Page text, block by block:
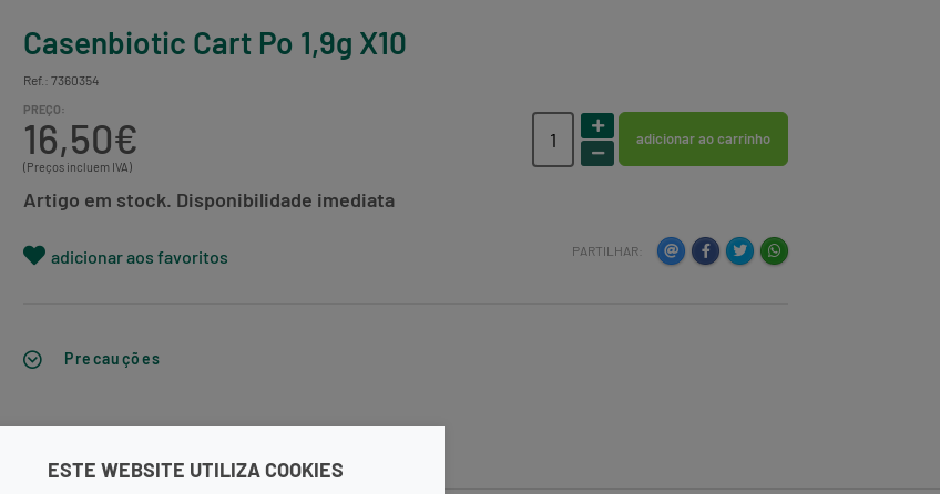
ESTE WEBSITE UTILIZA COOKIES
Casenbiotic Cart Po 1,9g X10
Ref.: 7360354
PREÇO:
16,50€
(Preços incluem IVA)
adicionar ao carrinho
Artigo em stock. Disponibilidade imediata
adicionar aos favoritos PARTILHAR:
Precauções